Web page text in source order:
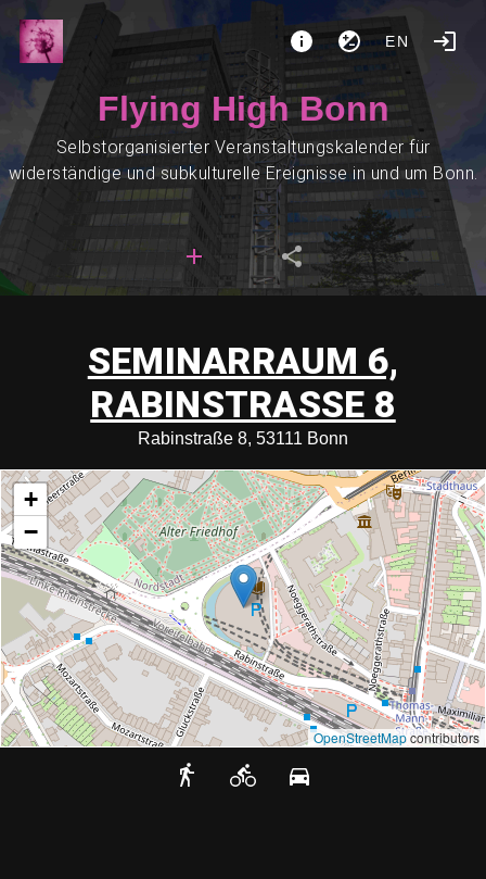
EN
Flying High Bonn
Selbstorganisierter Veranstaltungskalender für
widerständige und subkulturelle Ereignisse in und um Bonn.
SEMINARRAUM 6,
RABINSTRASSE 8
Rabinstraße 8, 53111 Bonn
+
−
OpenStreetMapcontributors